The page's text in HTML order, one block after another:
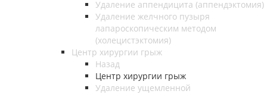
Удаление аппендицита (аппендэктомия)
Удаление желчного пузыря
лапароскопическим методом
(холецистэктомия)
Центр хирургии грыж
Назад
Центр хирургии грыж
Удаление ущемленной